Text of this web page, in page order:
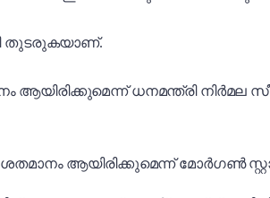
തുടരുകയാണ്.
ആയിരിക്കുമെന്ന് ധനമന്ത്രി
ആയിരിക്കുമെന്ന് മോർഗൺ